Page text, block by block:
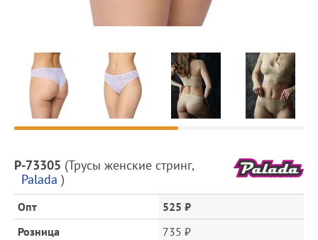
Предпросмотр
фотографий
Описание
товара
и
цена
P-73305 (Трусы женские стринг,
Palada )
Опт
525 ₽
Розница
735 ₽